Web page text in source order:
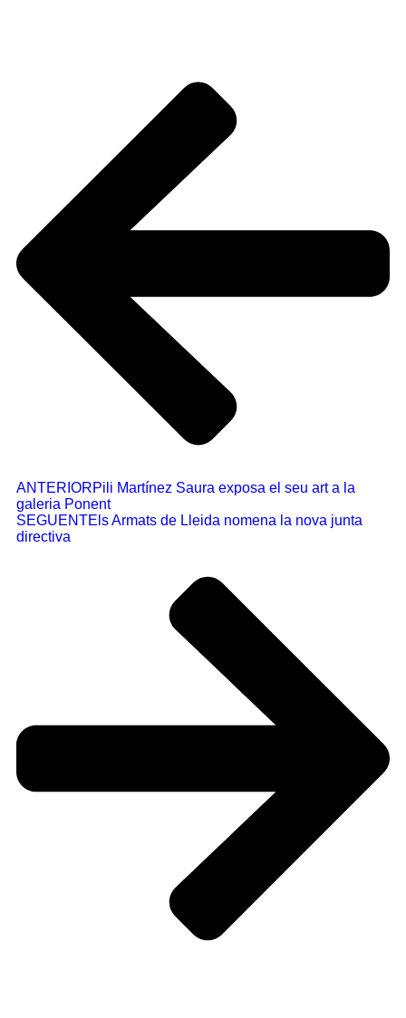
ANTERIORPili Martínez Saura exposa el seu art a la
galeria Ponent
SEGUENTEls Armats de Lleida nomena la nova junta
directiva